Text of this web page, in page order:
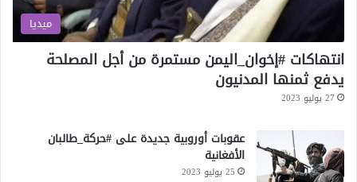
ميديا
انتهاكات #إخوان_اليمن مستمرة من أجل المصلحة
يدفع ثمنها المدنيون
27 يوليو 2023
عقوبات أوروبية جديدة على #حركة_طالبان
الأفغانية
25 يوليو 2023